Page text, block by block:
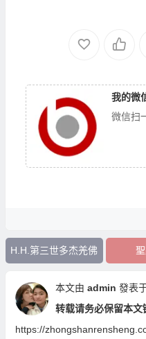
我的微
微信扫
H.H.第三世多杰羌佛
本文由 admin 發表
转载请务必保留本文
https://